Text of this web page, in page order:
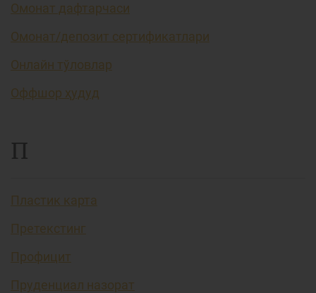
Омонат дафтарчаси
Омонат/депозит сертификатлари
Онлайн тўловлар
Оффшор ҳудуд
П
Пластик карта
Претекстинг
Профицит
Пруденциал назорат